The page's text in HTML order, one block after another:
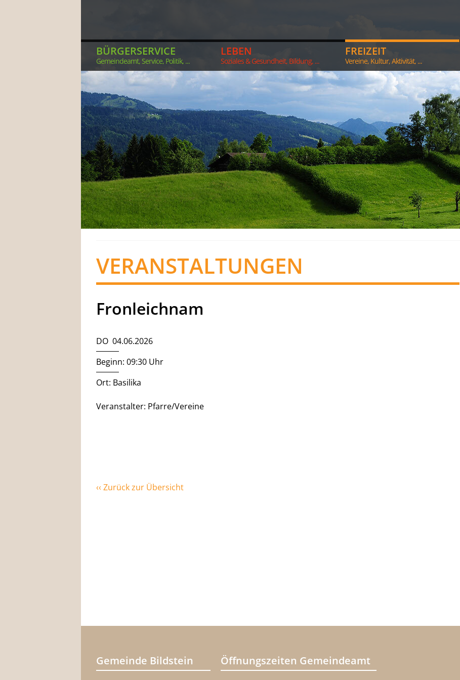
BÜRGERSERVICE
Gemeindeamt, Service, Politik, ...
LEBEN
Soziales & Gesundheit, Bildung, ...
FREIZEIT
Vereine, Kultur, Aktivität, ...
VERANSTALTUNGEN
Fronleichnam
DO 04.06.2026
Beginn: 09:30 Uhr
Ort: Basilika
Veranstalter: Pfarre/Vereine
‹‹ Zurück zur Übersicht
Gemeinde Bildstein Öffnungszeiten Gemeindeamt